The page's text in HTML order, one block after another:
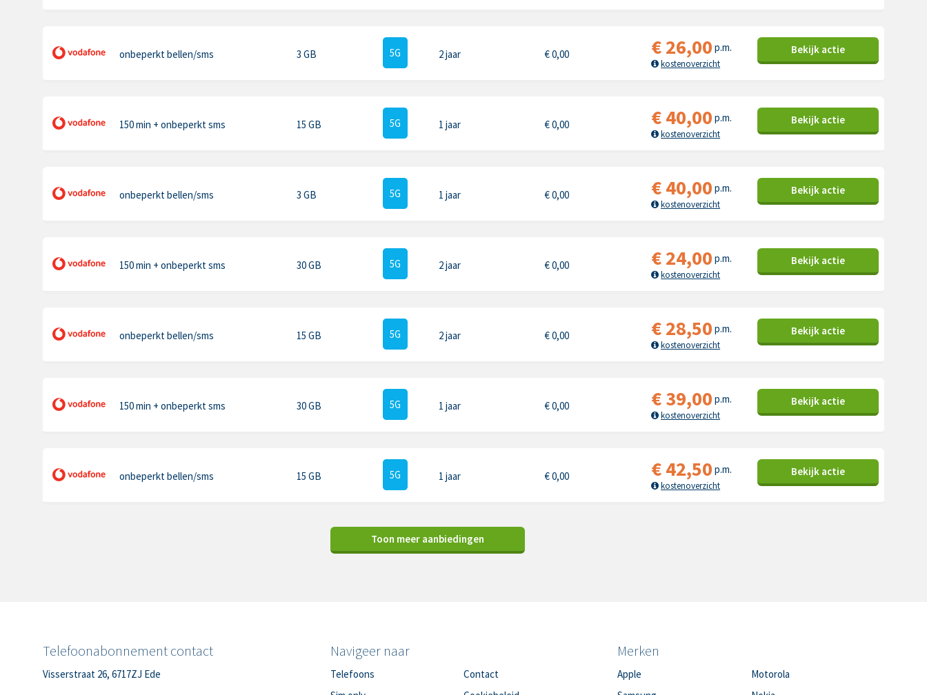
onbeperkt bellen/sms 3 GB 5G 2 jaar €0,00 €26,00 p.m.
kostenoverzicht
Bekijk actie
150 min + onbeperkt sms 15 GB 5G 1 jaar €0,00 €40,00 p.m.
kostenoverzicht
Bekijk actie
onbeperkt bellen/sms 3 GB 5G 1 jaar €0,00 €40,00 p.m.
kostenoverzicht
Bekijk actie
150 min + onbeperkt sms 30 GB 5G 2 jaar €0,00 €24,00 p.m.
kostenoverzicht
Bekijk actie
onbeperkt bellen/sms 15 GB 5G 2 jaar €0,00 €28,50 p.m.
kostenoverzicht
Bekijk actie
150 min + onbeperkt sms 30 GB 5G 1 jaar €0,00 €39,00 p.m.
kostenoverzicht
Bekijk actie
onbeperkt bellen/sms 15 GB 5G 1 jaar €0,00 €42,50 p.m.
kostenoverzicht
Bekijk actie
Toon meer aanbiedingen
Telefoonabonnement contact
Visserstraat 26, 6717ZJ Ede
Navigeer naar
Telefoons
Contact
Merken
Apple
Motorola